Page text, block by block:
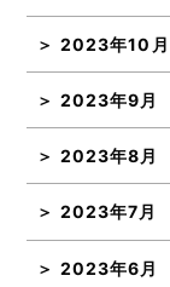
2023年10月
2023年9月
2023年8月
2023年7月
2023年6月